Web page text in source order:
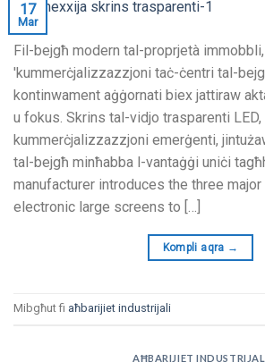
17
Mar
Fil-bejgħ modern tal-proprjetà
'kummerċjalizzazzjoni taċ-ċentri tal-
kontinwament aġġornati biex jattiraw
u fokus. Skrins tal-vidjo trasparenti LED,
kummerċjalizzazzjoni emerġenti,
tal-bejgħ minħabba l-vantaġġi uniċi
manufacturer introduces the three
electronic large screens to […]
Kompli aqra →
Mibgħut fi aħbarijiet industrijali
AĦBARIJIET